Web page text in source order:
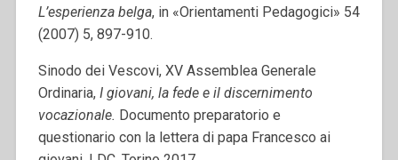
L’esperienza belga, in «Orientamenti Pedagogici» 54
(2007) 5, 897-910.
Sinodo dei Vescovi, XV Assemblea Generale
Ordinaria, I giovani, la fede e il discernimento
vocazionale. Documento preparatorio e
questionario con la lettera di papa Francesco ai